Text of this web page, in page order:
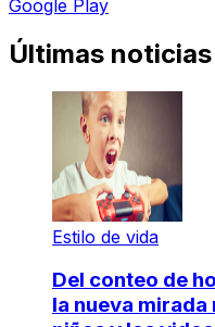
Google Play
Últimas noticias
Estilo de vida
Del conteo de
la nueva